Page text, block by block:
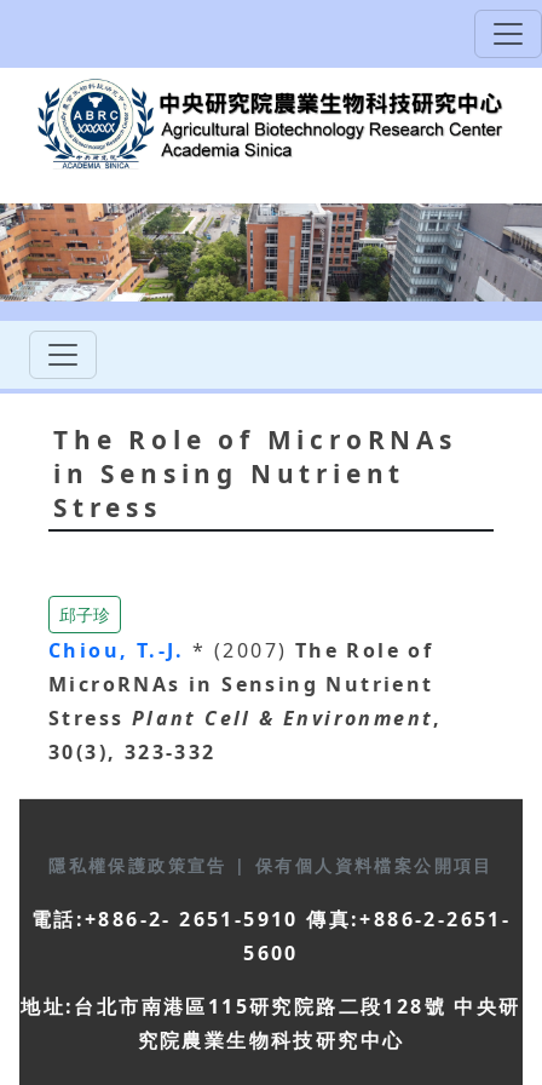
The Role of MicroRNAs
in Sensing Nutrient
Stress
邱子珍
Chiou, T.-J.* (2007) The Role of
MicroRNAs in Sensing Nutrient
Stress Plant Cell & Environment,
30(3), 323-332
隱私權保護政策宣告 | 保有個人資料檔案公開項目
電話:+886-2- 2651-5910 傳真:+886-2-2651-
5600
地址:台北市南港區115研究院路二段128號 中央研
究院農業生物科技研究中心